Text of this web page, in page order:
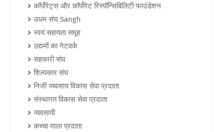
कॉर्पोरेट्स और कॉर्पोरेट रिस्पॉन्सिबिलिटी फाउंडेशन
उधम संघ Sangh
स्वयं सहायता समूह
उद्यमों का नेटवर्क
सहकारी संघ
शिल्पकार संघ
निजी व्यवसाय विकास सेवा प्रदाता
संस्थागत विकास सेवा प्रदाता
व्यवसायी
कच्चा माला प्रदाता